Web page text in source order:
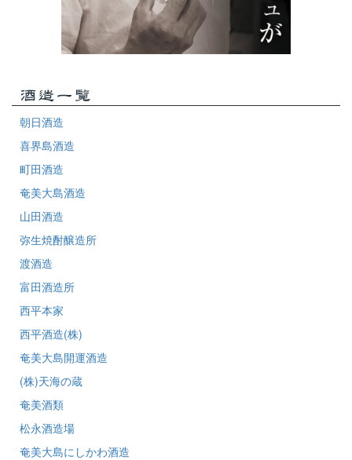
朝日酒造
喜界島酒造
町田酒造
奄美大島酒造
山田酒造
弥生焼酎醸造所
渡酒造
富田酒造所
西平本家
西平酒造(株)
奄美大島開運酒造
(株)天海の蔵
奄美酒類
松永酒造場
奄美大島にしかわ酒造